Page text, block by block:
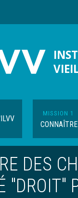
MISSION 1
CONNAÎTRE
DES
"DROIT"